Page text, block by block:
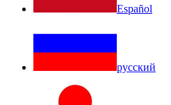
Español
русский